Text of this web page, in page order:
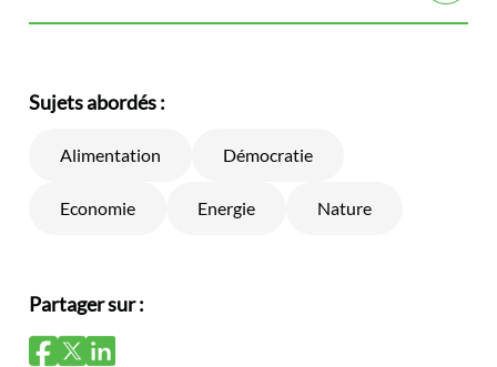
Sujets abordés :
Alimentation Démocratie
Economie Energie Nature
Partager sur :